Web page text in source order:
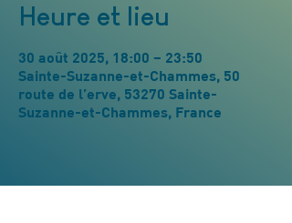
Heure et lieu
30 août 2025, 18:00 – 23:50
Sainte-Suzanne-et-Chammes, 50
route de l’erve, 53270 Sainte-
Suzanne-et-Chammes, France